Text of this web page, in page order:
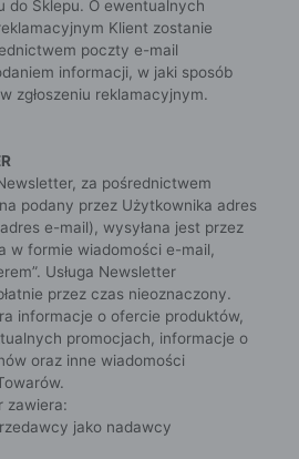
do Sklepu. O ewentualnych
Klient zostanie
poczty e-mail
informacji, w jaki sposób
zgłoszeniu reklamacyjnym.
za pośrednictwem
podany przez Użytkownika adres
e-mail), wysyłana jest przez
w formie wiadomości e-mail,
Usługa Newsletter
przez czas nieoznaczony.
informacje o ofercie produktów,
promocjach, informacje o
oraz inne wiadomości
jako nadawcy